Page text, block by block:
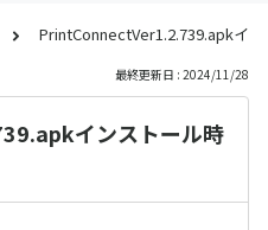
PrintConnectVer1.2.739.apkイ
最終更新日 : 2024/11/28
インストール時